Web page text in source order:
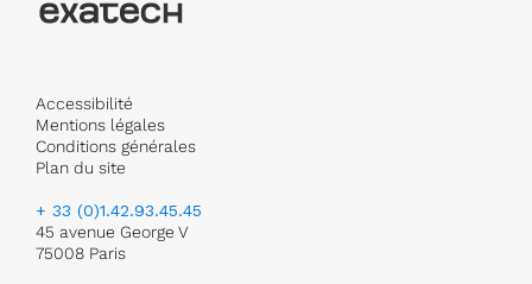
Accessibilité
Mentions légales
Conditions générales
Plan du site
+ 33 (0)1.42.93.45.45
45 avenue George V
75008 Paris